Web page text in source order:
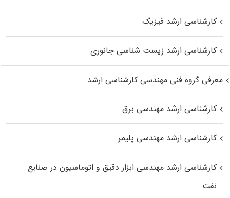
کارشناسی ارشد فیزیک
کارشناسی ارشد زیست‌ شناسی جانوری
معرفی گروه فنی مهندسی کارشناسی ارشد
کارشناسی ارشد مهندسی برق
کارشناسی ارشد مهندسی پلیمر
کارشناسی ارشد مهندسی ابزار دقیق و اتوماسیون در صنایع
نفت